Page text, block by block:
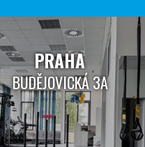
PRAHA
BUDĚJOVICKÁ 3A